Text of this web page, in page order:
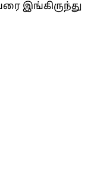
இங்கிருந்து